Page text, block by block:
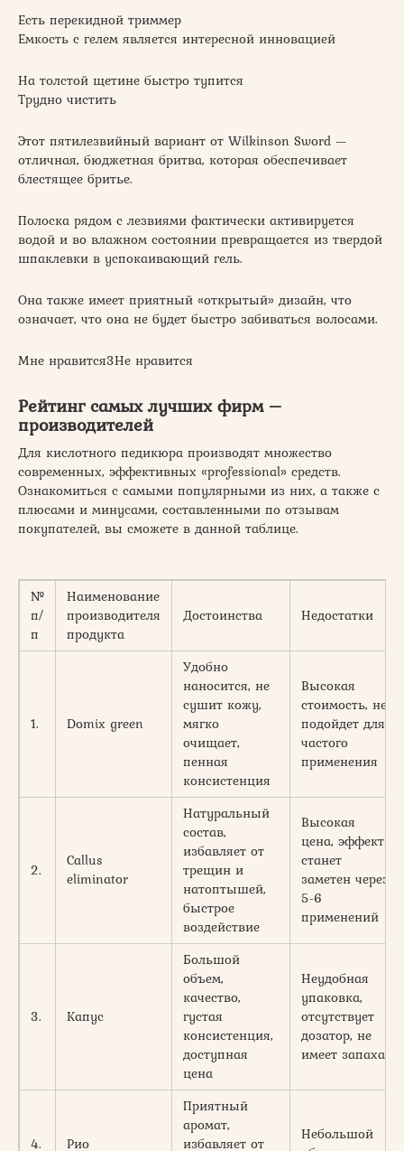
Есть перекидной триммер
Емкость с гелем является интересной инновацией
На толстой щетине быстро тупится
Трудно чистить
Этот пятилезвийный вариант от Wilkinson Sword —
отличная, бюджетная бритва, которая обеспечивает
блестящее бритье.
Полоска рядом с лезвиями фактически активируется
водой и во влажном состоянии превращается из твердой
шпаклевки в успокаивающий гель.
Она также имеет приятный «открытый» дизайн, что
означает, что она не будет быстро забиваться волосами.
Мне нравится3Не нравится
Рейтинг самых лучших фирм –
производителей
Для кислотного педикюра производят множество
современных, эффективных «professional» средств.
Ознакомиться с самыми популярными из них, а также с
плюсами и минусами, составленными по отзывам
покупателей, вы сможете в данной таблице.
№
п/
п
Наименование
производителя
продукта
Достоинства Недостатки
1. Domix green
Удобно
наносится, не
сушит кожу,
мягко
очищает,
пенная
консистенция
Высокая
стоимость, не
подойдет для
частого
применения
2.
Callus
eliminator
Натуральный
состав,
избавляет от
трещин и
натоптышей,
быстрое
воздействие
Высокая
цена, эффект
станет
заметен через
5-6
применений
3. Капус
Большой
объем,
качество,
густая
консистенция,
доступная
цена
Неудобная
упаковка,
отсутствует
дозатор, не
имеет запаха
4. Рио
Приятный
аромат,
избавляет от
Небольшой